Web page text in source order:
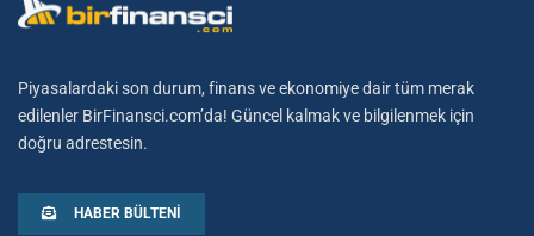
Piyasalardaki son durum, finans ve ekonomiye dair tüm merak
edilenler BirFinansci.com’da! Güncel kalmak ve bilgilenmek için
doğru adrestesin.
HABER BÜLTENI